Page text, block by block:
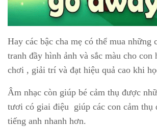
Hay các bậc cha mẹ có thể mua những
tranh đầy hình ảnh và sắc màu cho
chơi , giải trí và đạt hiệu quả cao khi
Âm nhạc còn giúp bé cảm thụ được
tươi có giai điệu giúp các con cảm thụ
tiếng anh nhanh hơn.